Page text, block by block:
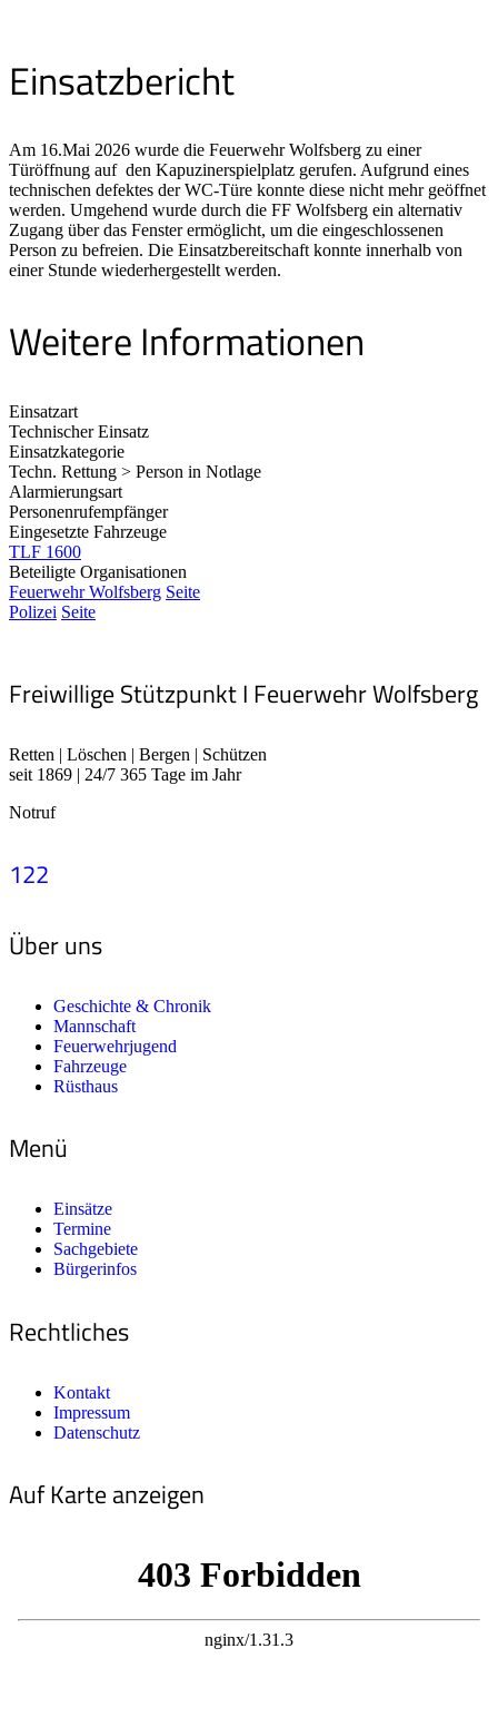
Einsatzbericht
Am 16.Mai 2026 wurde die Feuerwehr Wolfsberg zu einer
Türöffnung auf den Kapuzinerspielplatz gerufen. Aufgrund eines
technischen defektes der WC-Türe konnte diese nicht mehr geöffnet
werden. Umgehend wurde durch die FF Wolfsberg ein alternativ
Zugang über das Fenster ermöglicht, um die eingeschlossenen
Person zu befreien. Die Einsatzbereitschaft konnte innerhalb von
einer Stunde wiederhergestellt werden.
Weitere Informationen
Einsatzart
Technischer Einsatz
Einsatzkategorie
Techn. Rettung > Person in Notlage
Alarmierungsart
Personenrufempfänger
Eingesetzte Fahrzeuge
TLF 1600
Beteiligte Organisationen
Feuerwehr Wolfsberg Seite
Polizei Seite
Freiwillige Stützpunkt I Feuerwehr Wolfsberg
Retten | Löschen | Bergen | Schützen
seit 1869 | 24/7 365 Tage im Jahr
Notruf
122
Über uns
Geschichte & Chronik
Mannschaft
Feuerwehrjugend
Fahrzeuge
Rüsthaus
Menü
Einsätze
Termine
Sachgebiete
Bürgerinfos
Rechtliches
Kontakt
Impressum
Datenschutz
Auf Karte anzeigen